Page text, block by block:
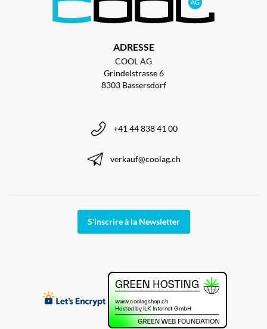
ADRESSE
COOL AG
Grindelstrasse 6
8303 Bassersdorf
+41 44 838 41 00
verkauf@coolag.ch
S'inscrire à la Newsletter